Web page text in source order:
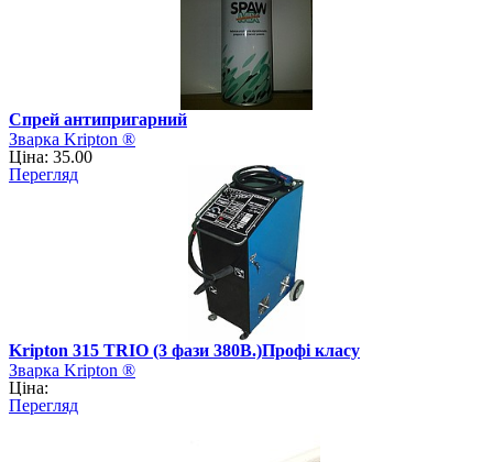
Спрей антипригарний
Зварка Kripton ®
Ціна: 35.00
Перегляд
Kripton 315 TRIO (3 фази 380В.)Профі класу
Зварка Kripton ®
Ціна:
Перегляд